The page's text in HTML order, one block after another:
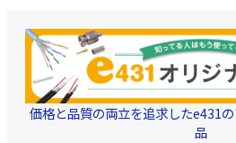
価格と品質の両立を追求したe431
品